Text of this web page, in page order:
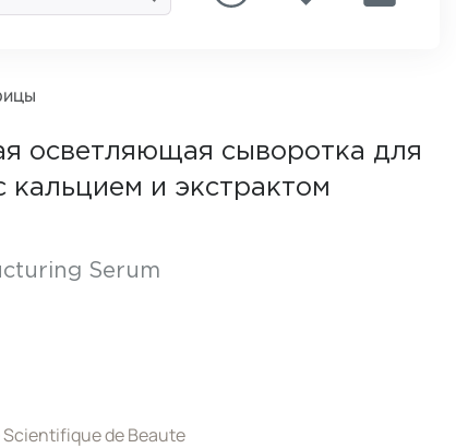
осветляющая сыворотка для
кальцием и экстрактом
Serum
de Beaute